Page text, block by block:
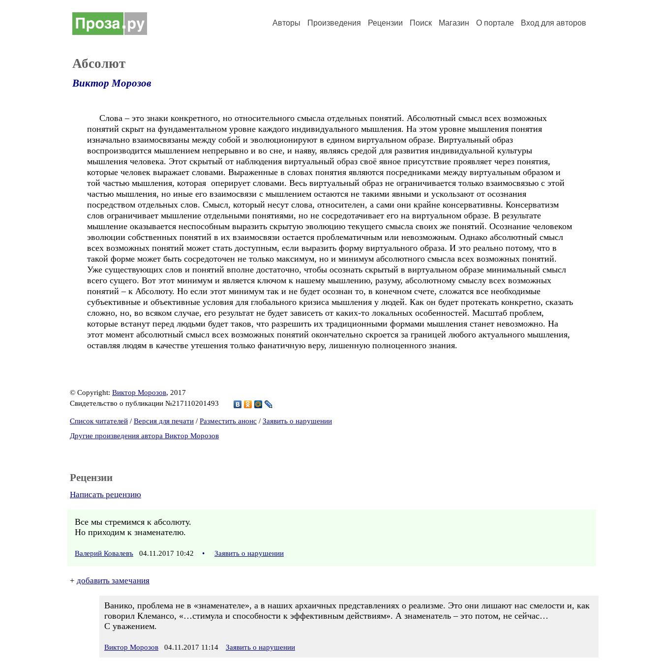
Авторы Произведения Рецензии Поиск Магазин О портале Вход для авторов
Абсолют
Виктор Морозов
Слова – это знаки конкретного, но относительного смысла отдельных понятий. Абсолютный смысл всех возможных
понятий скрыт на фундаментальном уровне каждого индивидуального мышления. На этом уровне мышления понятия
изначально взаимосвязаны между собой и эволюционируют в едином виртуальном образе. Виртуальный образ
воспроизводится мышлением непрерывно и во сне, и наяву, являясь средой для развития индивидуальной культуры
мышления человека. Этот скрытый от наблюдения виртуальный образ своё явное присутствие проявляет через понятия,
которые человек выражает словами. Выраженные в словах понятия являются посредниками между виртуальным образом и
той частью мышления, которая оперирует словами. Весь виртуальный образ не ограничивается только взаимосвязью с этой
частью мышления, но иные его взаимосвязи с мышлением остаются не такими явными и ускользают от осознания
посредством отдельных слов. Смысл, который несут слова, относителен, а сами они крайне консервативны. Консерватизм
слов ограничивает мышление отдельными понятиями, но не сосредотачивает его на виртуальном образе. В результате
мышление оказывается неспособным выразить скрытую эволюцию текущего смысла своих же понятий. Осознание человеком
эволюции собственных понятий в их взаимосвязи остается проблематичным или невозможным. Однако абсолютный смысл
всех возможных понятий может стать доступным, если выразить форму виртуального образа. И это реально потому, что в
такой форме может быть сосредоточен не только максимум, но и минимум абсолютного смысла всех возможных понятий.
Уже существующих слов и понятий вполне достаточно, чтобы осознать скрытый в виртуальном образе минимальный смысл
всего сущего. Вот этот минимум и является ключом к нашему мышлению, разуму, абсолютному смыслу всех возможных
понятий – к Абсолюту. Но если этот минимум так и не будет осознан то, в конечном счете, сложатся все необходимые
субъективные и объективные условия для глобального кризиса мышления у людей. Как он будет протекать конкретно, сказать
сложно, но, во всяком случае, его результат не будет зависеть от каких-то локальных особенностей. Масштаб проблем,
которые встанут перед людьми будет таков, что разрешить их традиционными формами мышления станет невозможно. На
этот момент абсолютный смысл всех возможных понятий окончательно скроется за границей любого актуального мышления,
оставляя людям в качестве утешения только фанатичную веру, лишенную полноценного знания.
© Copyright: Виктор Морозов, 2017
Свидетельство о публикации №217110201493
Список читателей / Версия для печати / Разместить анонс / Заявить о нарушении
Другие произведения автора Виктор Морозов
Рецензии
Написать рецензию
Все мы стремимся к абсолюту.
Но приходим к знаменателю.
Валерий Ковалевъ 04.11.2017 10:42 • Заявить о нарушении
+ добавить замечания
Ванико, проблема не в «знаменателе», а в наших архаичных представлениях о реализме. Это они лишают нас смелости и, как
говорил Клемансо, «…стимула и способности к эффективным действиям». А знаменатель – это потом, не сейчас…
С уважением.
Виктор Морозов 04.11.2017 11:14 Заявить о нарушении